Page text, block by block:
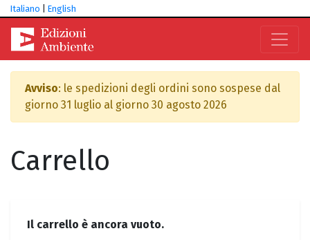
Italiano English
Avviso: le spedizioni degli ordini sono sospese dal
giorno 31 luglio al giorno 30 agosto 2026
Carrello
Il carrello è ancora vuoto.